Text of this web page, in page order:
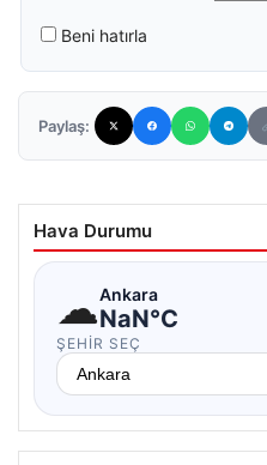
Beni hatırla
Paylaş:
Hava Durumu
☁Ankara
NaN°C
ŞEHIR SEÇ